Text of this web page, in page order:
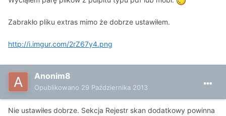
Zabrakło pliku extras mimo że dobrze ustawiłem.
http://i.imgur.com/2rZ67y4.png
Anonim8
Opublikowano 29 Października 2013
Nie ustawiłes dobrze. Sekcja Rejestr skan dodatkowy powinna